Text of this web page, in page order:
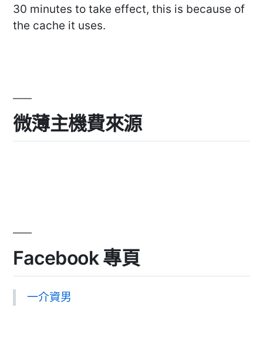
30 minutes to take effect, this is because of
the cache it uses.
微薄主機費來源
Facebook 專頁
一介資男